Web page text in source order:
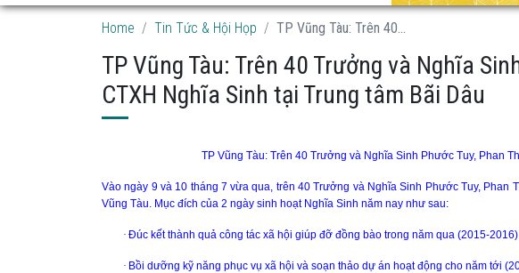
Home Tin Tức & Hội Họp TP Vũng Tàu: Trên 40...
TP Vũng Tàu: Trên 40 Trưởng và Nghĩa
CTXH Nghĩa Sinh tại Trung tâm Bãi Dâu
TP Vũng Tàu: Trên 40 Trưởng và Nghĩa Sinh Phước Tuy, Phan
Vào ngày 9 và 10 tháng 7 vừa qua, trên 40 Trưởng và Nghĩa Sinh Phước Tuy,
Vũng Tàu. Mục đích của 2 ngày sinh hoạt Nghĩa Sinh năm nay như sau:
· Đúc kết thành quả công tác xã hội giúp đỡ đồng bào trong năm qua (2015-2016)
· Bồi dưỡng kỹ năng phục vụ xã hội và soạn thảo dự án hoạt động cho năm tới